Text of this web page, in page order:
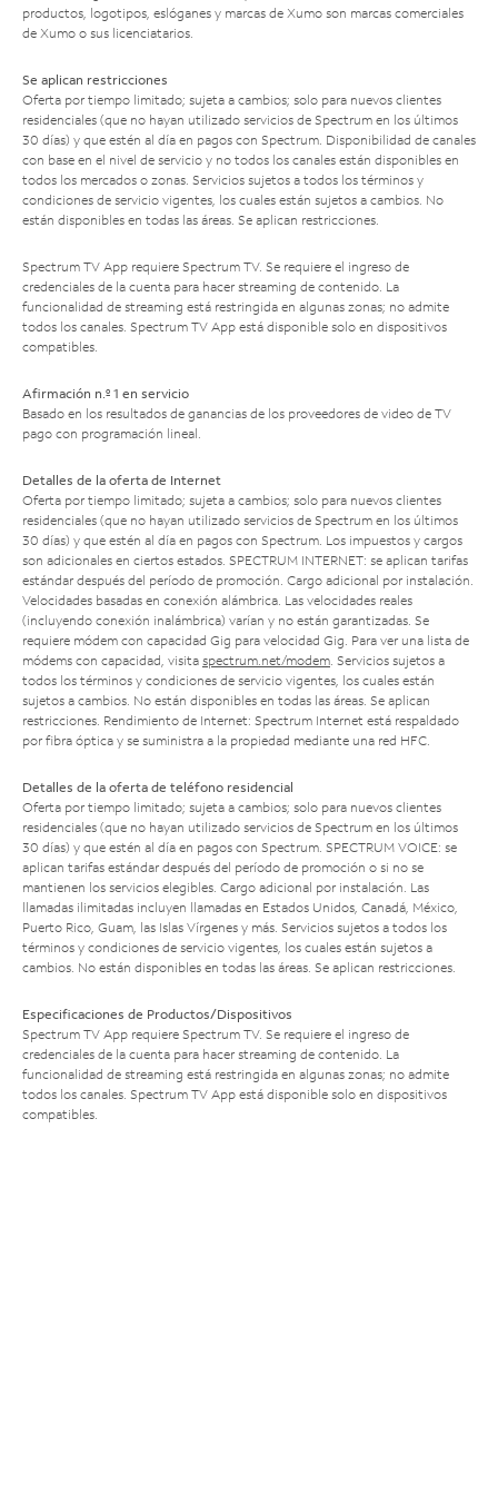
productos, logotipos, eslóganes y marcas de Xumo son marcas comerciales
de Xumo o sus licenciatarios.
Se aplican restricciones
Oferta por tiempo limitado; sujeta a cambios; solo para nuevos clientes
residenciales (que no hayan utilizado servicios de Spectrum en los últimos
30 días) y que estén al día en pagos con Spectrum. Disponibilidad de canales
con base en el nivel de servicio y no todos los canales están disponibles en
todos los mercados o zonas. Servicios sujetos a todos los términos y
condiciones de servicio vigentes, los cuales están sujetos a cambios. No
están disponibles en todas las áreas. Se aplican restricciones.
Spectrum TV App requiere Spectrum TV. Se requiere el ingreso de
credenciales de la cuenta para hacer streaming de contenido. La
funcionalidad de streaming está restringida en algunas zonas; no admite
todos los canales. Spectrum TV App está disponible solo en dispositivos
compatibles.
Afirmación n.º 1 en servicio
Basado en los resultados de ganancias de los proveedores de video de TV
pago con programación lineal.
Detalles de la oferta de Internet
Oferta por tiempo limitado; sujeta a cambios; solo para nuevos clientes
residenciales (que no hayan utilizado servicios de Spectrum en los últimos
30 días) y que estén al día en pagos con Spectrum. Los impuestos y cargos
son adicionales en ciertos estados. SPECTRUM INTERNET: se aplican tarifas
estándar después del período de promoción. Cargo adicional por instalación.
Velocidades basadas en conexión alámbrica. Las velocidades reales
(incluyendo conexión inalámbrica) varían y no están garantizadas. Se
requiere módem con capacidad Gig para velocidad Gig. Para ver una lista de
módems con capacidad, visita spectrum.net/modem. Servicios sujetos a
todos los términos y condiciones de servicio vigentes, los cuales están
sujetos a cambios. No están disponibles en todas las áreas. Se aplican
restricciones. Rendimiento de Internet: Spectrum Internet está respaldado
por fibra óptica y se suministra a la propiedad mediante una red HFC.
Detalles de la oferta de teléfono residencial
Oferta por tiempo limitado; sujeta a cambios; solo para nuevos clientes
residenciales (que no hayan utilizado servicios de Spectrum en los últimos
30 días) y que estén al día en pagos con Spectrum. SPECTRUM VOICE: se
aplican tarifas estándar después del período de promoción o si no se
mantienen los servicios elegibles. Cargo adicional por instalación. Las
llamadas ilimitadas incluyen llamadas en Estados Unidos, Canadá, México,
Puerto Rico, Guam, las Islas Vírgenes y más. Servicios sujetos a todos los
términos y condiciones de servicio vigentes, los cuales están sujetos a
cambios. No están disponibles en todas las áreas. Se aplican restricciones.
Especificaciones de Productos/Dispositivos
Spectrum TV App requiere Spectrum TV. Se requiere el ingreso de
credenciales de la cuenta para hacer streaming de contenido. La
funcionalidad de streaming está restringida en algunas zonas; no admite
todos los canales. Spectrum TV App está disponible solo en dispositivos
compatibles.